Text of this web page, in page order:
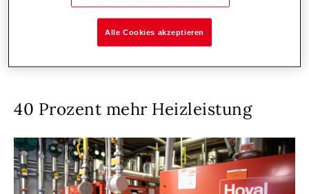
im Februar 2019 den Abschluss der Umbau-
und Renovierungsarbeiten.
40 Prozent mehr Heizleistung
Alle Cookies akzeptieren